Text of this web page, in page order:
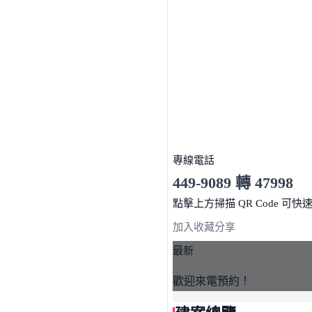
專線電話
449-9089 轉 47998
服務時間 10:00～19:00
加入收藏分享
最新
歡迎來電預約！